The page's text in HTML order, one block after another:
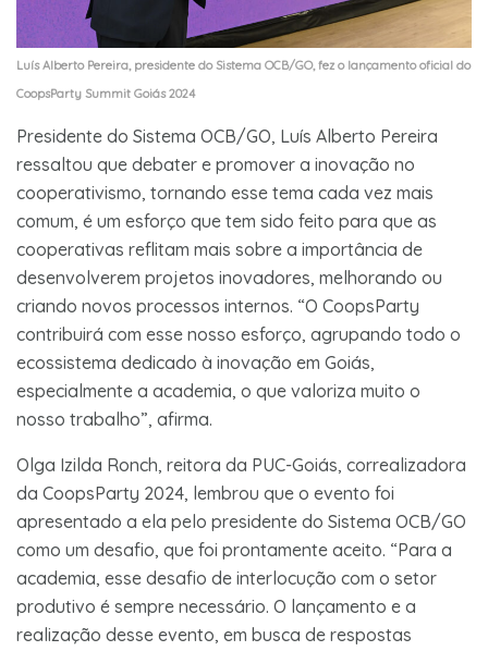
Luís Alberto Pereira, presidente do Sistema OCB/GO, fez o lançamento oficial do
CoopsParty Summit Goiás 2024
Presidente do Sistema OCB/GO, Luís Alberto Pereira
ressaltou que debater e promover a inovação no
cooperativismo, tornando esse tema cada vez mais
comum, é um esforço que tem sido feito para que as
cooperativas reflitam mais sobre a importância de
desenvolverem projetos inovadores, melhorando ou
criando novos processos internos. “O CoopsParty
contribuirá com esse nosso esforço, agrupando todo o
ecossistema dedicado à inovação em Goiás,
especialmente a academia, o que valoriza muito o
nosso trabalho”, afirma.
Olga Izilda Ronch, reitora da PUC-Goiás, correalizadora
da CoopsParty 2024, lembrou que o evento foi
apresentado a ela pelo presidente do Sistema OCB/GO
como um desafio, que foi prontamente aceito. “Para a
academia, esse desafio de interlocução com o setor
produtivo é sempre necessário. O lançamento e a
realização desse evento, em busca de respostas